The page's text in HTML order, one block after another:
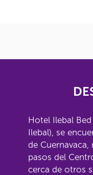
Hotel Ilebal
Ilebal), se
de Cuernavaca,
pasos del
cerca de otros